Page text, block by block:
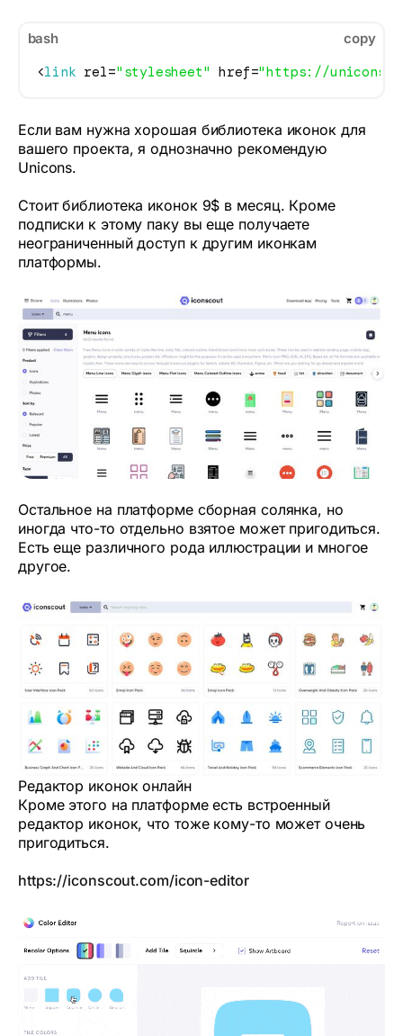
bash copy
<link rel="stylesheet" href="https://
Если вам нужна хорошая библиотека иконок для
вашего проекта, я однозначно рекомендую
Unicons.
Стоит библиотека иконок 9$ в месяц. Кроме
подписки к этому паку вы еще получаете
неограниченный доступ к другим иконкам
платформы.
Остальное на платформе сборная солянка, но
иногда что-то отдельно взятое может пригодиться.
Есть еще различного рода иллюстрации и многое
другое.
Редактор иконок онлайн
Кроме этого на платформе есть встроенный
редактор иконок, что тоже кому-то может очень
пригодиться.
https://iconscout.com/icon-editor